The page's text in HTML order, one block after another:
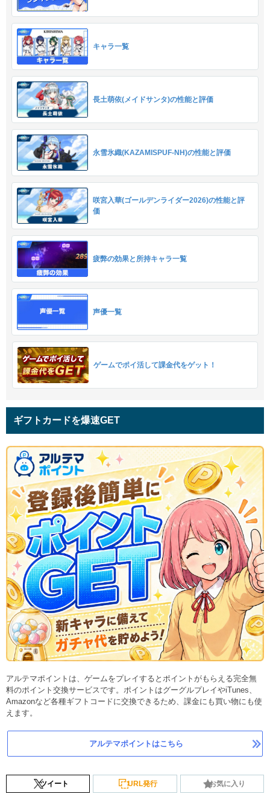
キャラ一覧
長土萌依(メイドサンタ)の性能と評価
永雪氷織(KAZAMISPUF-NH)の性能と評価
咲宮入華(ゴールデンライダー2026)の性能と評
価
疲弊の効果と所持キャラ一覧
声優一覧
ゲームでポイ活して課金代をゲット！
ギフトカードを爆速GET
アルテマポイントは、ゲームをプレイするとポイントがもらえる完全無
料のポイント交換サービスです。ポイントはグーグルプレイやiTunes、
Amazonなど各種ギフトコードに交換できるため、課金にも買い物にも使
えます。
アルテマポイントはこちら
ツイート URL発行 お気に入り